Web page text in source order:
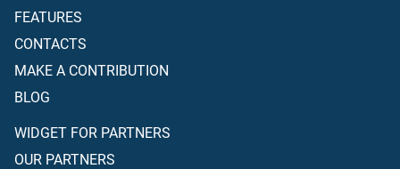
FEATURES
CONTACTS
MAKE A CONTRIBUTION
BLOG
WIDGET FOR PARTNERS
OUR PARTNERS